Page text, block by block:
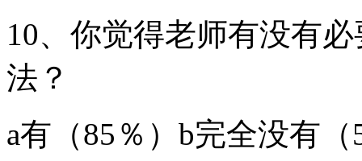
10、你觉得老师有没有
法？
a有（85％）b完全没有